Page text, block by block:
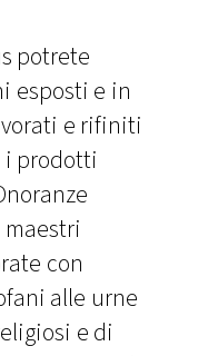
potrete
esposti e in
e rifiniti
prodotti
con
alle urne
e di